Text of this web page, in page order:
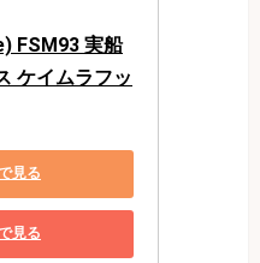
FSM93 実船
ケイムラフッ
見る
見る